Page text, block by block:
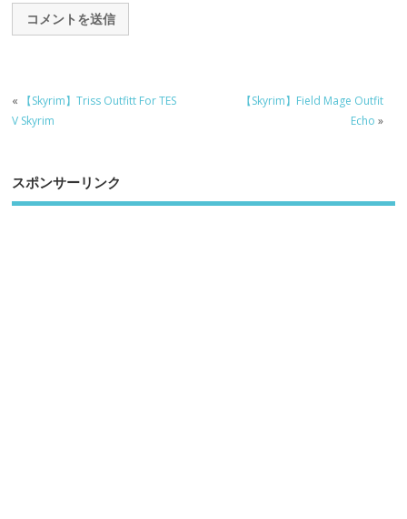
«
【Skyrim】Triss Outfitt For TES
V Skyrim
【Skyrim】Field Mage Outfit
Echo »
スポンサーリンク